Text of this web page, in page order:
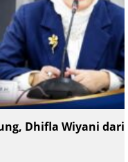
Dhifla Wiyani dari